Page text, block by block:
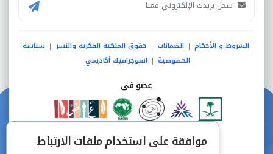
الشروط و الأحكام | الضمانات | حقوق الملكية الفكرية والنشر | سياسة
الخصوصية | انفوجرافيك أكاديمي
عضو فى
دفع آمن من خلال
موافقة على استخدام ملفات الارتباط